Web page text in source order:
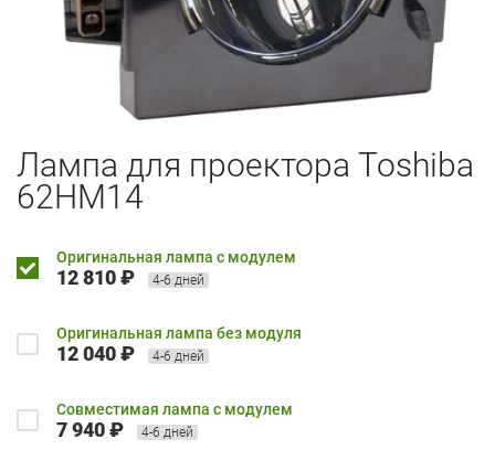
Лампа для проектора Toshiba
62HM14
Оригинальная лампа с модулем
12 810 ₽ 4-6 дней
Оригинальная лампа без модуля
12 040 ₽ 4-6 дней
Совместимая лампа с модулем
7 940 ₽ 4-6 дней